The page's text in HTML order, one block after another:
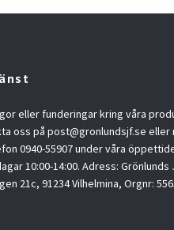
eller funderingar kring våra
oss på post@gronlundsjf.se eller
0940-55907 under våra
10:00-14:00. Adress: Grönlunds
21c, 91234 Vilhelmina, Orgnr: